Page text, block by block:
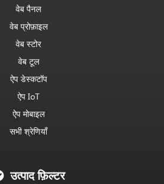
वेब पैनल
वेब प्रोफ़ाइल
वेब स्टोर
वेब टूल
ऐप डेस्कटॉप
ऐप IoT
ऐप मोबाइल
सभी श्रेणियाँ
उत्पाद फ़िल्टर